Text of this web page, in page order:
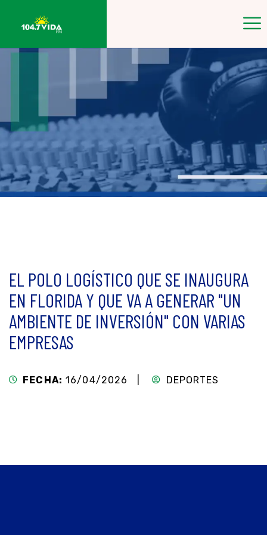
EL POLO LOGÍSTICO QUE SE INAUGURA
EN FLORIDA Y QUE VA A GENERAR "UN
AMBIENTE DE INVERSIÓN" CON VARIAS
EMPRESAS
FECHA: 16/04/2026 | DEPORTES